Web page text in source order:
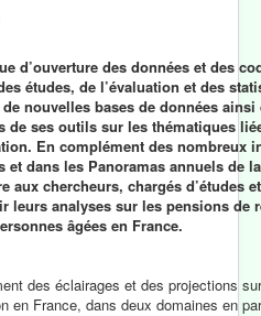
d’ouverture des données et des
études, de l’évaluation et des
nouvelles bases de données ainsi
de ses outils sur les thématiques
En complément des nombreux
et dans les Panoramas annuels de
aux chercheurs, chargés d’études et
leurs analyses sur les pensions de
âgées en France.
des éclairages et des projections
en France, dans deux domaines en